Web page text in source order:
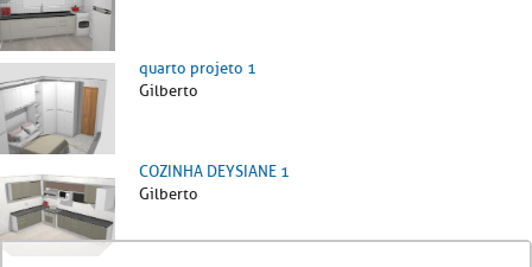
quarto projeto 1
Gilberto
COZINHA DEYSIANE 1
Gilberto